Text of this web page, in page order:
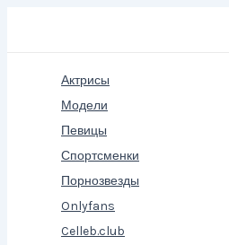
Актрисы
Модели
Певицы
Спортсменки
Порнозвезды
Onlyfans
Celleb.club